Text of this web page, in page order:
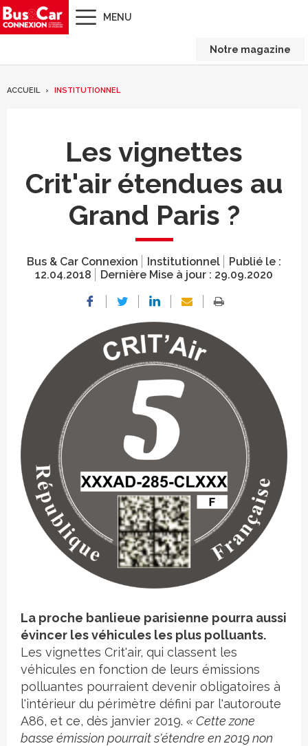
MENU
Notre magazine
ACCUEIL INSTITUTIONNEL
Les vignettes
Crit'air étendues au
Grand Paris ?
Bus & Car Connexion Institutionnel
Publié le :
12.04.2018
Dernière Mise à jour : 29.09.2020
Crédit photo
La proche banlieue parisienne pourra aussi
évincer les véhicules les plus polluants.
Les vignettes Crit'air, qui classent les
véhicules en fonction de leurs émissions
polluantes pourraient devenir obligatoires à
l'intérieur du périmètre défini par l'autoroute
A86, et ce, dès janvier 2019. « Cette zone
basse émission pourrait s'étendre en 2019 non